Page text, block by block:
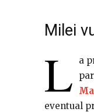
Milei
L a
eventual